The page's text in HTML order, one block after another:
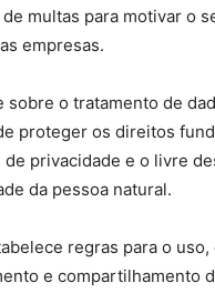
multas para motivar o
empresas.
sobre o tratamento de
proteger os direitos
de privacidade e o livre
da pessoa natural.
regras para o uso,
e compartilhamento